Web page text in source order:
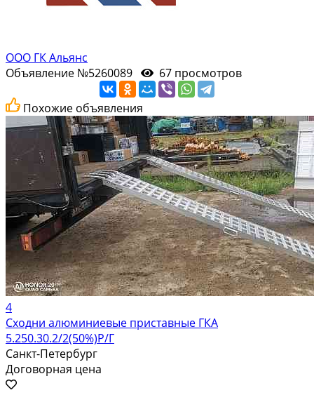
ООО ГК Альянс
Объявление №5260089
67 просмотров
Похожие объявления
4
Сходни алюминиевые приставные ГКА
5.250.30.2/2(50%)Р/Г
Санкт-Петербург
Договорная цена